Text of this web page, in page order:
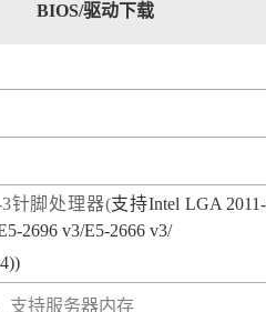
BIOS/驱动下载
3针脚处理器(支持Intel LGA
2696 v3/E5-2666 v3/
支持服务器内存